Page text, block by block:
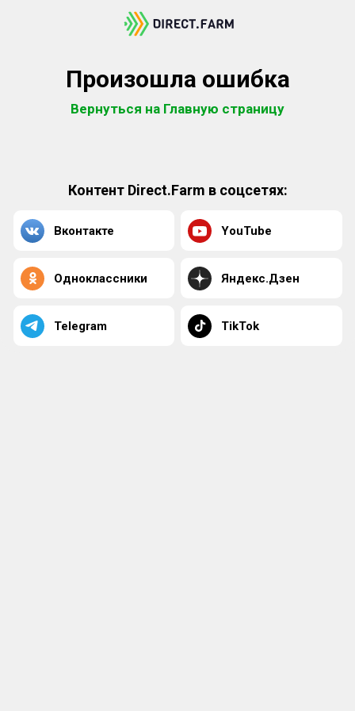
Произошла ошибка
Вернуться на Главную страницу
Контент Direct.Farm в соцсетях:
Вконтакте YouTube
Одноклассники Яндекс.Дзен
Telegram TikTok